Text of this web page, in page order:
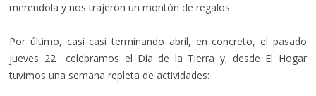
merendola y nos trajeron un montón de regalos.
Por último, casi casi terminando abril, en concreto, el pasado
jueves 22 celebramos el Día de la Tierra y, desde El Hogar
tuvimos una semana repleta de actividades: